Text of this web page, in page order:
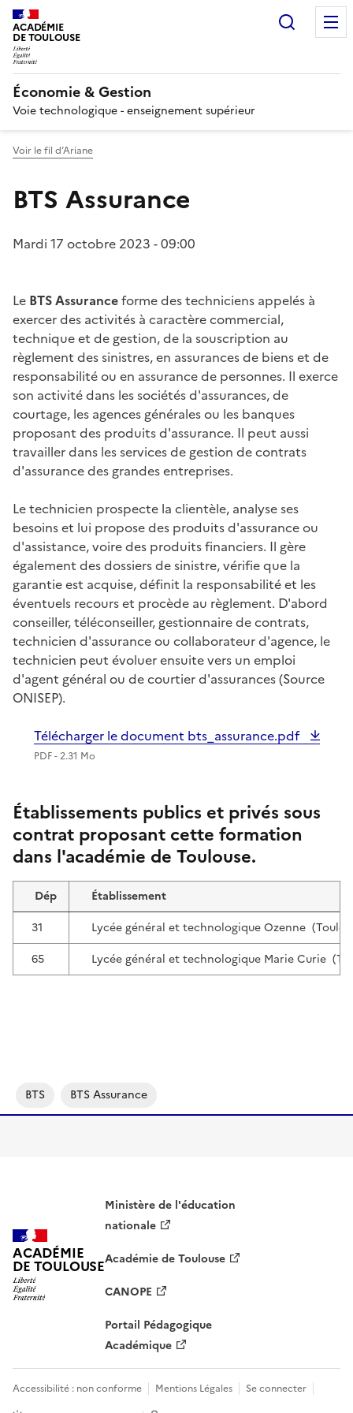
ACADÉMIE
DE TOULOUSE
Économie & Gestion
Voie technologique - enseignement supérieur
Voir le fil d’Ariane
BTS Assurance
Mardi 17 octobre 2023 - 09:00
Le BTS Assuranceforme des techniciens appelés à
exercer des activités à caractère commercial,
technique et de gestion, de la souscription au
règlement des sinistres, en assurances de biens et de
responsabilité ou en assurance de personnes. Il exerce
son activité dans les sociétés d'assurances, de
courtage, les agences générales ou les banques
proposant des produits d'assurance. Il peut aussi
travailler dans les services de gestion de contrats
d'assurance des grandes entreprises.
Le technicien prospecte la clientèle, analyse ses
besoins et lui propose des produits d'assurance ou
d'assistance, voire des produits financiers. Il gère
également des dossiers de sinistre, vérifie que la
garantie est acquise, définit la responsabilité et les
éventuels recours et procède au règlement. D'abord
conseiller, téléconseiller, gestionnaire de contrats,
technicien d'assurance ou collaborateur d'agence, le
technicien peut évoluer ensuite vers un emploi
d'agent général ou de courtier d'assurances (Source
ONISEP).
Télécharger le document bts_assurance.pdf
PDF - 2.31 Mo
Dép Établissement
Établissements publics et privés sous
contrat proposant cette formation
dans l'académie de Toulouse.
31
Lycée général et technologique Ozenne
65
Lycée général et technologique Marie Curie
BTS BTS Assurance
ACADÉMIE
DE TOULOUSE
Ministère de l'éducation
nationale
Académie de Toulouse
CANOPE
Portail Pédagogique
Académique
Accessibilité : non conforme Mentions Légales
Se connecter